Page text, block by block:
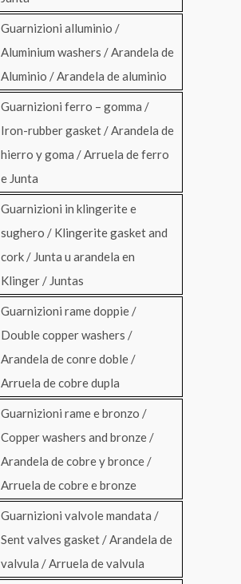
Guarnizioni alluminio /
Aluminium washers / Arandela de
Aluminio / Arandela de aluminio
Guarnizioni ferro – gomma /
Iron-rubber gasket / Arandela de
hierro y goma / Arruela de ferro
e Junta
Guarnizioni in klingerite e
sughero / Klingerite gasket and
cork / Junta u arandela en
Klinger / Juntas
Guarnizioni rame doppie /
Double copper washers /
Arandela de conre doble /
Arruela de cobre dupla
Guarnizioni rame e bronzo /
Copper washers and bronze /
Arandela de cobre y bronce /
Arruela de cobre e bronze
Guarnizioni valvole mandata /
Sent valves gasket / Arandela de
valvula / Arruela de valvula